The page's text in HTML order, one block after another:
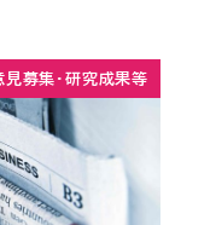
見募集・研究成果等